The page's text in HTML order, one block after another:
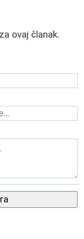
ovaj članak.